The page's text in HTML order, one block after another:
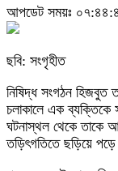
আপডেট সময়ঃ
ছবি: সংগৃহীত
নিষিদ্ধ সংগঠন হিজবুত
চলাকালে এক ব্যক্তিকে
ঘটনাস্থল থেকে তাকে
তড়িৎগতিতে ছড়িয়ে পড়ে